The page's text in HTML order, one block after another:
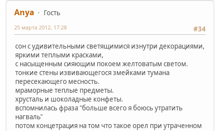
Anya
Гость
#34
25 марта 2012, 17:28
сон с удивительными светящимися изнутри декорациями,
яркими теплыми красками,
с насыщенным сияющим покоем желтоватым светом.
тонкие стены извивающегося змейками тумана
пересекающего месность.
мраморные теплые предметы.
хрусталь и шоколадные конфеты.
вспомнилась фраза "больше всего я боюсь утратить
нагваль"
потом концетрация на том что такое орел при утраченном